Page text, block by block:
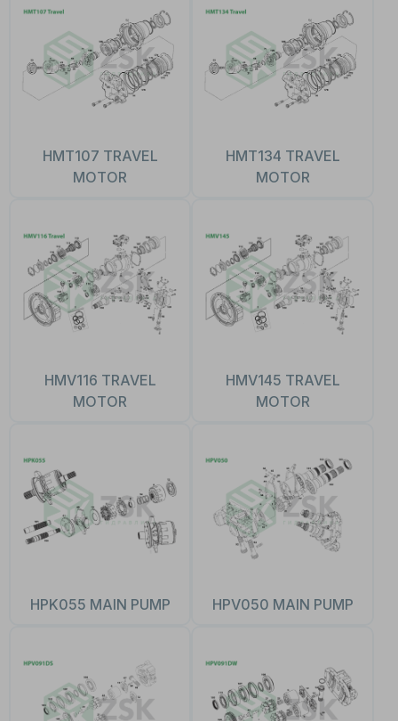
HMT107 TRAVEL
MOTOR
HMT134 TRAVEL
MOTOR
HMV116 TRAVEL
MOTOR
HMV145 TRAVEL
MOTOR
HPK055 MAIN PUMP HPV050 MAIN PUMP